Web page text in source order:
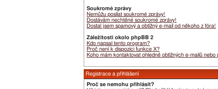
Soukromé zprávy
Nemůžu posílat soukromé zprávy!
Dostávám nechtěné soukromé zprávy!
Dostal jsem spamový a obtížný e-mail od někoho z fóra!
Záležitosti okolo phpBB 2
Kdo napsal tento program?
Proč není k dispozici funkce X?
Koho mám kontaktovat ohledně obtížných e-mailů nebo
Registrace a přihlášení
Proč se nemohu přihlásit?